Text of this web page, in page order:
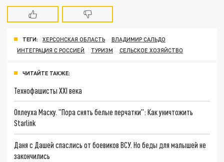
ТЕГИ: ХЕРСОНСКАЯ ОБЛАСТЬ
ВЛАДИМИР САЛЬДО
ИНТЕГРАЦИЯ С РОССИЕЙ
ТУРИЗМ СЕЛЬСКОЕ ХОЗЯЙСТВО
ЧИТАЙТЕ ТАКЖЕ:
Технофашисты XXI века
Оплеуха Маску. "Пора снять белые перчатки": Как уничтожить
Starlink
Даня с Дашей спаслись от боевиков ВСУ. Но беды для малышей не
закончились